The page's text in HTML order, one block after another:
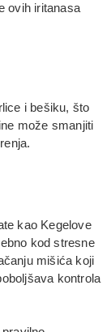
ovih iritanasa
i bešiku, što
može smanjiti
kao Kegelove
kod stresne
mišića koji
kontrola